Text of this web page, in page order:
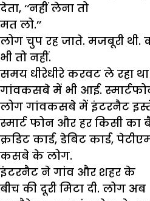
देता, ‘‘नहीं लेना तो
मत लो.’’
लोग चुप रह जाते. मजबूरी थी.
भी तो नहीं.
समय धीरेधीरे करवट ले रहा था
गांवकसबे में भी आई.
लोग गांवकसबे में इंटरनैट
स्मार्ट फोन और हर किसी का
क्रडिट कार्ड, डेबिट कार्ड,
कसबे के लोग.
इंटरनैट ने गांव और शहर के
बीच की दूरी मिटा दी. लोग अब